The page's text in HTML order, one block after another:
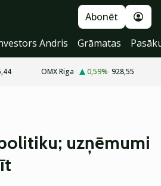
Abonēt
Andris Grāmatas
OMX Riga 0,59% 928,55
uzņēmumi